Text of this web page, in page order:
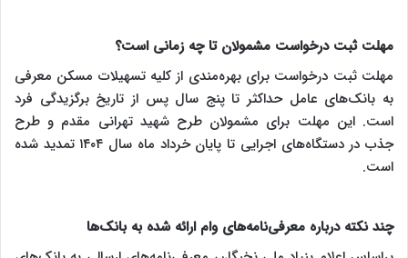
مهلت ثبت درخواست مشمولان تا چه زمانی است؟
مهلت ثبت درخواست برای بهره‌مندی از کلیه تسهیلات مسکن معرفی
به بانک‌های عامل حداکثر تا پنج سال پس از تاریخ برگزیدگی فرد
است. این مهلت برای مشمولان طرح شهید تهرانی مقدم و طرح
جذب در دستگاه‌های اجرایی تا پایان خرداد ماه سال ۱۴۰۴ تمدید شده
است.
چند نکته درباره معرفی‌نامه‌های وام ارائه شده به بانک‌ها